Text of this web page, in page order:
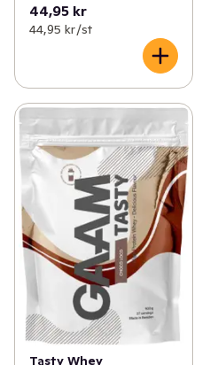
44,95 kr
44,95 kr /st
Tasty Whey